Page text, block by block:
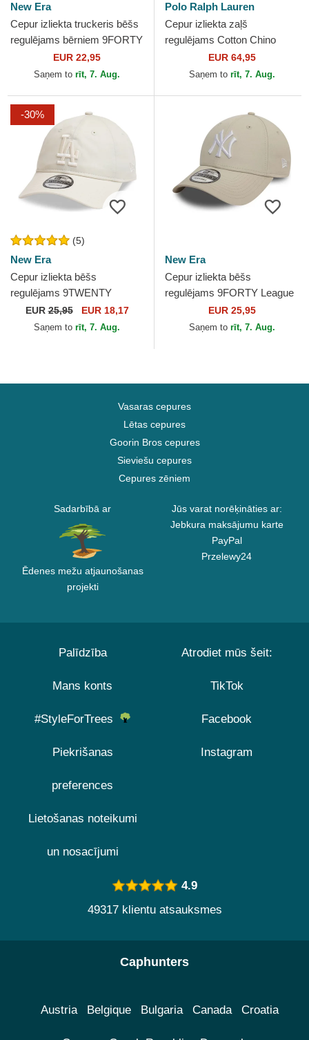
New Era
Cepur izliekta truckeris bēšs
regulējams bērniem 9FORTY
Homefield no New York
Yankees MLB no New Era
EUR 22,95
Saņem to rīt, 7. Aug.
Polo Ralph Lauren
Cepur izliekta zaļš
regulējams Cotton Chino
Classic Sport no Polo Ralph
Lauren
EUR 64,95
Saņem to rīt, 7. Aug.
-30%
(5)
New Era
Cepur izliekta bēšs
regulējams 9TWENTY
League Essential no Los
Angeles Dodgers MLB no
EUR25,95 EUR 18,17
Saņem to rīt, 7. Aug.
New Era
Cepur izliekta bēšs
regulējams 9FORTY League
Essential no New York
Yankees MLB no New Era
EUR 25,95
Saņem to rīt, 7. Aug.
Vasaras cepures
Lētas cepures
Goorin Bros cepures
Sieviešu cepures
Cepures zēniem
Sadarbībā ar
Ēdenes mežu atjaunošanas
projekti
Jūs varat norēķināties ar:
Jebkura maksājumu karte
PayPal
Przelewy24
Palīdzība
Mans konts
#StyleForTrees
Piekrišanas
preferences
Lietošanas noteikumi
un nosacījumi
Atrodiet mūs šeit:
TikTok
Facebook
Instagram
4.9
49317 klientu atsauksmes
Caphunters
Austria Belgique Bulgaria Canada Croatia